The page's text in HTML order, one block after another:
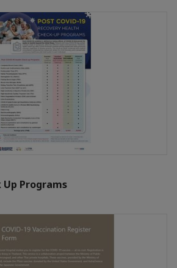
Up Programs